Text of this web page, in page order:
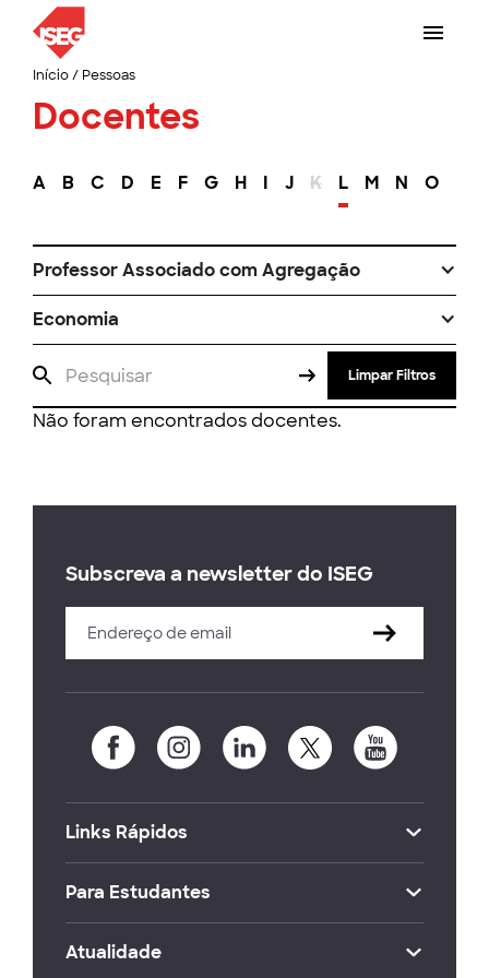
Início/ Pessoas
Docentes
A B C D E F G H I J K L M N O
Professor Associado com Agregação
Economia
Limpar Filtros
Não foram encontrados docentes.
Subscreva a newsletter do ISEG
Links Rápidos
Para Estudantes
Atualidade